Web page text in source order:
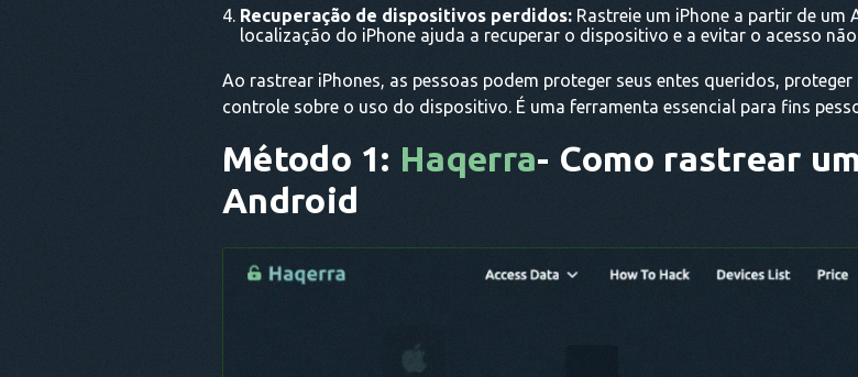
Recuperação de dispositivos perdidos: Rastreie um iPhone a partir de
localização do iPhone ajuda a recuperar o dispositivo e a evitar o acesso
Ao rastrear iPhones, as pessoas podem proteger seus entes queridos,
controle sobre o uso do dispositivo. É uma ferramenta essencial para fins
Método 1: Haqerra- Como rastrear
Android